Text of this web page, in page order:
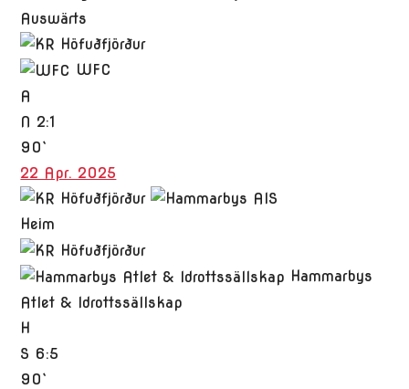
Auswärts
WFC
A
N 2:1
90`
22 Apr. 2025
Heim
Hammarbys
Atlet & Idrottssällskap
H
S 6:5
90`